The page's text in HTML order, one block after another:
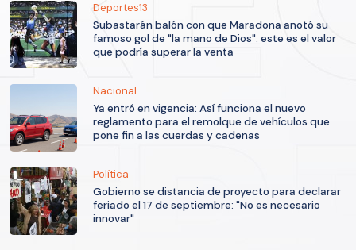
Deportes13
Subastarán balón con que Maradona anotó su
famoso gol de "la mano de Dios": este es el valor
que podría superar la venta
Nacional
Ya entró en vigencia: Así funciona el nuevo
reglamento para el remolque de vehículos que
pone fin a las cuerdas y cadenas
Política
Gobierno se distancia de proyecto para declarar
feriado el 17 de septiembre: "No es necesario
innovar"